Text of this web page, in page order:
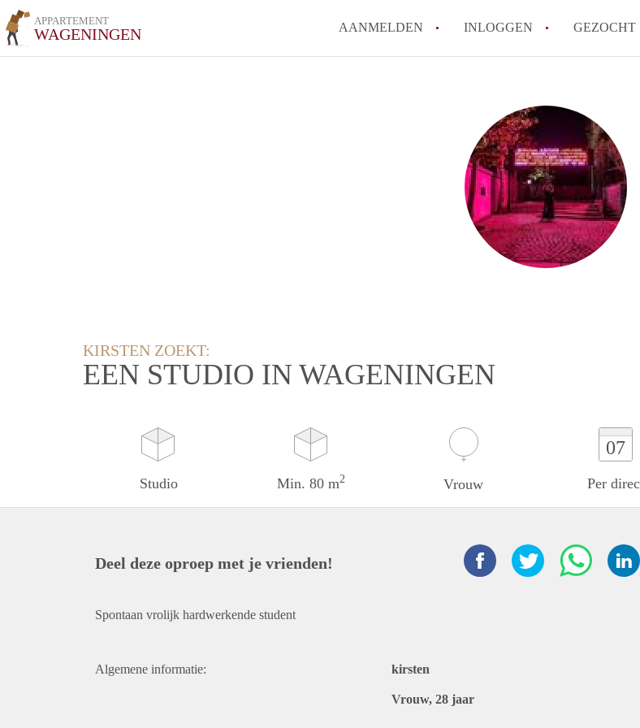
APPARTEMENT
WAGENINGEN AANMELDEN INLOGGEN GEZOCHT
How to translate
Berekent
makelaarsvergoeding/
Wat is
Wat is de
Is
Appartement /
Alle veelgestelde vragen
KIRSTEN ZOEKT:
EEN STUDIO IN WAGENINGEN
Studio Min. 80 m2 Vrouw
07
Per
Deel deze oproep met je vrienden!
Spontaan vrolijk hardwerkende student
Algemene informatie: kirsten
Vrouw, 28 jaar